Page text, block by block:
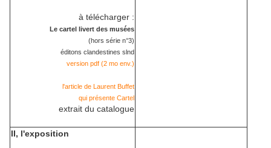
à télécharger :
Le cartel livert des musées
(hors série n°3)
éditons clandestines slnd
version pdf (2 mo env.)
l'article de Laurent Buffet
qui présente Cartel
extrait du catalogue
II, l'exposition